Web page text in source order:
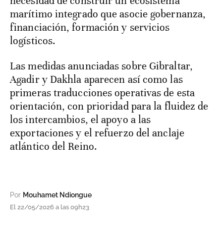
marítimo integrado que asocie gobernanza,
financiación, formación y servicios
logísticos.
Las medidas anunciadas sobre Gibraltar,
Agadir y Dakhla aparecen así como las
primeras traducciones operativas de esta
orientación, con prioridad para la fluidez de
los intercambios, el apoyo a las
exportaciones y el refuerzo del anclaje
atlántico del Reino.
Por Mouhamet Ndiongue
El 22/05/2026 a las 09h23